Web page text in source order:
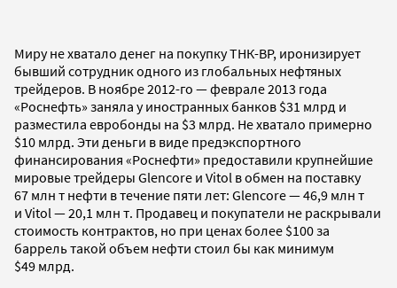
Миру не хватало денег на покупку ТНК-ВР, иронизирует
бывший сотрудник одного из глобальных нефтяных
трейдеров. В ноябре 2012-го — феврале 2013 года
«Роснефть» заняла у иностранных банков $31 млрд и
разместила евробонды на $3 млрд. Не хватало примерно
$10 млрд. Эти деньги в виде предэкспортного
финансирования «Роснефти» предоставили крупнейшие
мировые трейдеры Glencore и Vitol в обмен на поставку
67 млн т нефти в течение пяти лет: Glencore — 46,9 млн т
и Vitol — 20,1 млн т. Продавец и покупатели не раскрывали
стоимость контрактов, но при ценах более $100 за
баррель такой объем нефти стоил бы как минимум
$49 млрд.